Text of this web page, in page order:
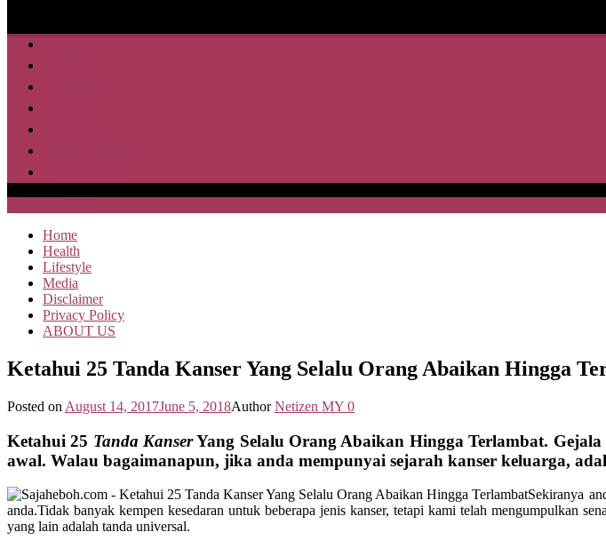
Home
Health
Lifestyle
Media
Disclaimer
Privacy Policy
ABOUT US
Ketahui 25 Tanda Kanser Yang Selalu Orang Abaikan Hingga
Posted on August 14, 2017June 5, 2018Author Netizen MY 0
Ketahui 25 Tanda KanserYang Selalu Orang Abaikan Hingga Terlambat.
awal. Walau bagaimanapun, jika anda mempunyai sejarah kanser keluarga,
Sekiranya
anda.Tidak banyak kempen kesedaran untuk beberapa jenis kanser, tetapi kami telah mengumpulkan
yang lain adalah tanda universal.